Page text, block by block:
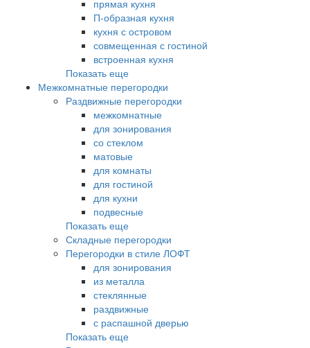
прямая кухня
П-образная кухня
кухня с островом
совмещенная с гостиной
встроенная кухня
Показать еще
Межкомнатные перегородки
Раздвижные перегородки
межкомнатные
для зонирования
со стеклом
матовые
для комнаты
для гостиной
для кухни
подвесные
Показать еще
Складные перегородки
Перегородки в стиле ЛОФТ
для зонирования
из металла
стеклянные
раздвижные
с распашной дверью
Показать еще